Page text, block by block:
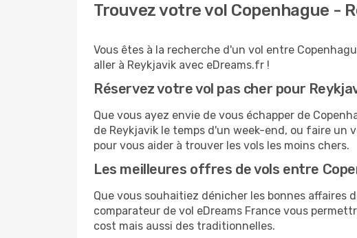
Trouvez votre vol Copenhague -
Vous êtes à la recherche d'un vol entre
aller à Reykjavik avec eDreams.fr !
Réservez votre vol pas cher pour
Que vous ayez envie de vous échapper de
de Reykjavik le temps d'un week-end, ou faire un
pour vous aider à trouver les vols les moins chers.
Les meilleures offres de vols entre
Que vous souhaitiez dénicher les bonnes affaires
comparateur de vol eDreams France vous
cost mais aussi des traditionnelles.